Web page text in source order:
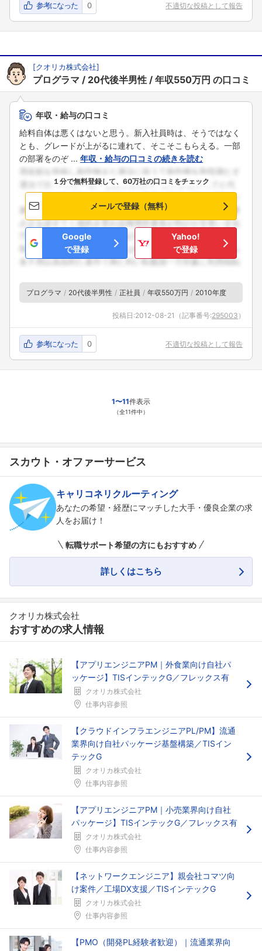
参考になった 0 不適切な投稿として報告
[クオリカ株式会社]
プログラマ 20代後半男性 年収550万円 の口コミ
年収・給与の口コミ
給料自体は悪くはないと思う。新入社員時は、そうではなく
とも、グレードが上がるに連れて、そこそこもらえる。一部
の部署をのぞ ... 年収・給与の口コミの続きを読む
１分で無料登録して、60万社の口コミをチェック
メールで登録（無料）
Google
で登録
Yahoo!
で登録
プログラマ 20代後半男性 正社員 年収550万円 2010年度
投稿日:2012-08-21 （記事番号:295003 ）
参考になった 0 不適切な投稿として報告
1〜11件表示
（全11件中）
スカウト・オファーサービス
キャリコネリクルーティング
あなたの希望・経歴にマッチした大手・優良企業の求
人をお届け！
転職サポート希望の方にもおすすめ
詳しくはこちら
クオリカ株式会社
おすすめの求人情報
【アプリエンジニアPM｜外食業向け自社パ
ッケージ】TISインテックG／フレックス有
クオリカ株式会社
仕事内容参照
【クラウドインフラエンジニアPL/PM】流通
業界向け自社パッケージ基盤構築／TISイン
テックG
クオリカ株式会社
仕事内容参照
【アプリエンジニアPM｜小売業界向け自社
パッケージ】TISインテックG／フレックス有
クオリカ株式会社
仕事内容参照
【ネットワークエンジニア】親会社コマツ向
け案件／工場DX支援／TISインテックG
クオリカ株式会社
仕事内容参照
【PMO（開発PL経験者歓迎）｜流通業界向